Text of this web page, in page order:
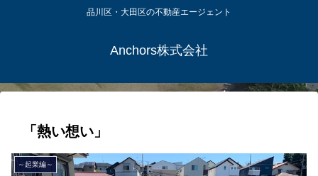
品川区・大田区の不動産エージェント
Anchors株式会社
「熱い想い」
～起業編～